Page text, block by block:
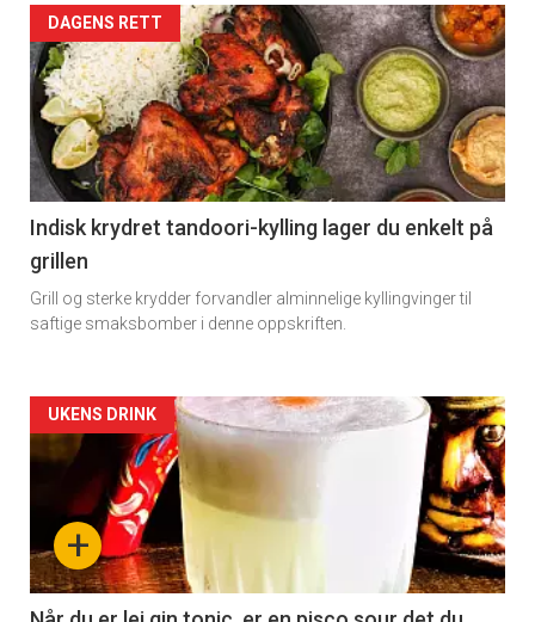
DAGENS RETT
Indisk krydret tandoori-kylling lager du enkelt på
grillen
Grill og sterke krydder forvandler alminnelige kyllingvinger til
saftige smaksbomber i denne oppskriften.
Forsiden
akkurat
nå
-
+
UKENS DRINK